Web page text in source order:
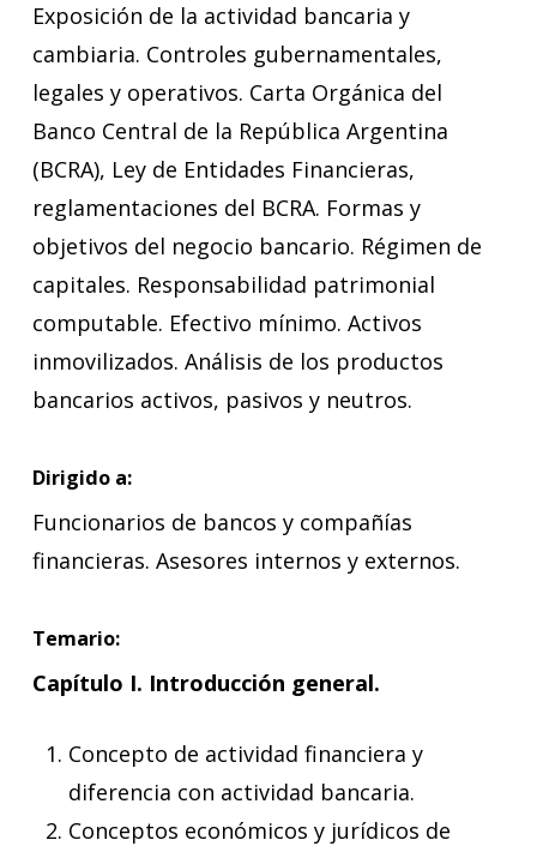
Exposición de la actividad bancaria y
cambiaria. Controles gubernamentales,
legales y operativos. Carta Orgánica del
Banco Central de la República Argentina
(BCRA), Ley de Entidades Financieras,
reglamentaciones del BCRA. Formas y
objetivos del negocio bancario. Régimen de
capitales. Responsabilidad patrimonial
computable. Efectivo mínimo. Activos
inmovilizados. Análisis de los productos
bancarios activos, pasivos y neutros.
Dirigido a:
Funcionarios de bancos y compañías
financieras. Asesores internos y externos.
Temario:
Capítulo I. Introducción general.
Concepto de actividad financiera y
diferencia con actividad bancaria.
Conceptos económicos y jurídicos de